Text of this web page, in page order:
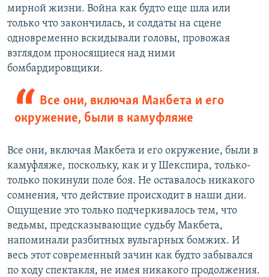
мирной жизни. Война как будто еще шла или
только что закончилась, и солдаты на сцене
одновременно вскидывали головы, провожая
взглядом проносящиеся над ними
бомбардировщики.
Все они, включая Макбета и его
окружение, были в камуфляже
Все они, включая Макбета и его окружение, были в
камуфляже, поскольку, как и у Шекспира, только-
только покинули поле боя. Не оставалось никакого
сомнения, что действие происходит в наши дни.
Ощущение это только подчеркивалось тем, что
ведьмы, предсказывающие судьбу Макбета,
напоминали разбитных вульгарных бомжих. И
весь этот современный зачин как будто забывался
по ходу спектакля, не имея никакого продолжения.